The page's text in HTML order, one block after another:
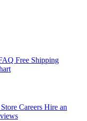
Free Shipping
Careers Hire an